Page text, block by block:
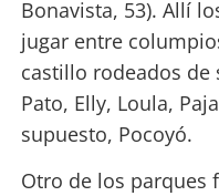
Bonavista, 53). Allí
jugar entre
castillo rodeados de
Pato, Elly, Loula,
supuesto, Pocoyó.
Otro de los parques